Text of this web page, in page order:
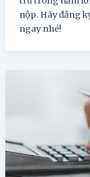
nộp. Hãy đăng
ngay nhé!